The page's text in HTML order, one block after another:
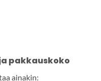
pakkauskoko
ainakin: